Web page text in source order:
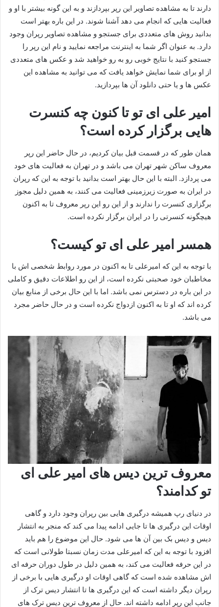
دارند تا به مشاهده تصاویر این رپر بپردازند و به این گونه بیشتر با او و
فعالیت هایی که انجام می‌ دهد آشنا شوند. در این باره بهتر است
بدانید روش‌ های متعددی برای جستجو و مشاهده تصاویر رپران وجود
دارد. به عنوان اگر شما به اینترنت مراجعه نمایید و نام این رپر را
جستجو کنید با نتایج خوبی رو به رو خواهید شد و عکس های متعددی
از او برای شما نمایش خواهد یافت که می توانید به مشاهده این
عکس ها و یا حتی دانلود آن ها بپردازید.
امیر علی ای تو تا کنون چه کنسرت
هایی برگزار کرده است؟
همان طور که در قسمت قبل بیان کردیم، در حال حاضر این رپر
معروف ساکن شهر تهران می باشد و در تهران به فعالیت‌ های خود
می پردازد. البته با این حال بهتر است بدانید با توجه به این که رپران
در ایران به صورت زیرزمینی فعالیت می کنند، به همین دلیل مجوز
برگزاری کنسرت را ندارند و از این رو این رپر معروف تا به اکنون
هیچگونه کنسرتی را در ایران برگزار نکرده است.
همسر امیر علی ای تو کیست؟
با توجه به این که امیرعلی تا به اکنون در مورد روابط شخصی اش با
مخاطبان خود صحبتی نکرده است، از این رو اطلاعات دقیق و کاملی
در این باره در دسترس نمی باشد. اما با این حال برخی از منابع بیان
کرده اند که او تا به اکنون ازدواج نکرده است و در حال حاضر مجرد
می باشد.
معروف ترین دیس های امیر علی ای
تو کدامند؟
در دنیای رپ همیشه درگیری‌ هایی بین رپران وجود دارد و گاهی
اوقات این درگیری‌ ها تا جایی ادامه پیدا می‌ کند که منجر به انتشار
دیس و دیس بک بین آن ها می‌ شود. حال این موضوع را هم باید
افزود با توجه به این که امیرعلی مدت زمان نسبتا طولانی است که
در این حرفه فعالیت می‌ کند، به همین دلیل در طول دوران حرفه‌ ای‌
اش مشاهده شده است که گاهی اوقات او درگیری هایی با برخی از
رپران دیگر داشته است که این درگیری ها تا انتشار دیس ترک از
جانب این رپر ادامه داشته اند. حال از معروف ترین دیس ترک های